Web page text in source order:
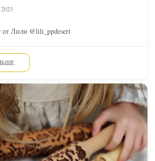
от Лили @lili_ppdesert